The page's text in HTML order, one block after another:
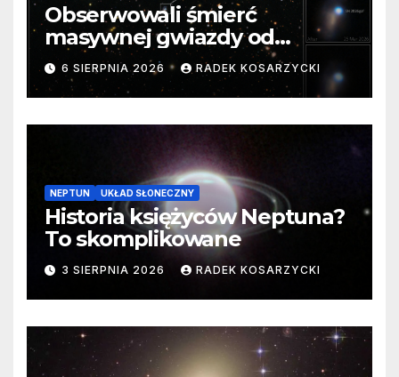
Obserwowali śmierć
masywnej gwiazdy od
samego początku. Niezwykle
cenne dane
6 SIERPNIA 2026 RADEK KOSARZYCKI
NEPTUN UKŁAD SŁONECZNY
Historia księżyców Neptuna?
To skomplikowane
3 SIERPNIA 2026 RADEK KOSARZYCKI